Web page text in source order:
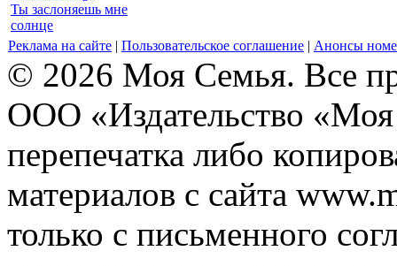
Ты заслоняешь мне
солнце
Реклама на сайте | Пользовательское соглашение | Анонсы
© 2026 Моя Семья. Все
ООО «Издательство
перепечатка либо
материалов с сайта
только с письменного